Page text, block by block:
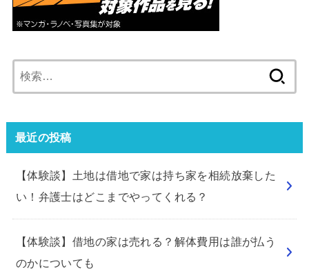
索:
最近の投稿
【体験談】土地は借地で家は持ち家を相続放棄した
い！弁護士はどこまでやってくれる？
【体験談】借地の家は売れる？解体費用は誰が払う
のかについても